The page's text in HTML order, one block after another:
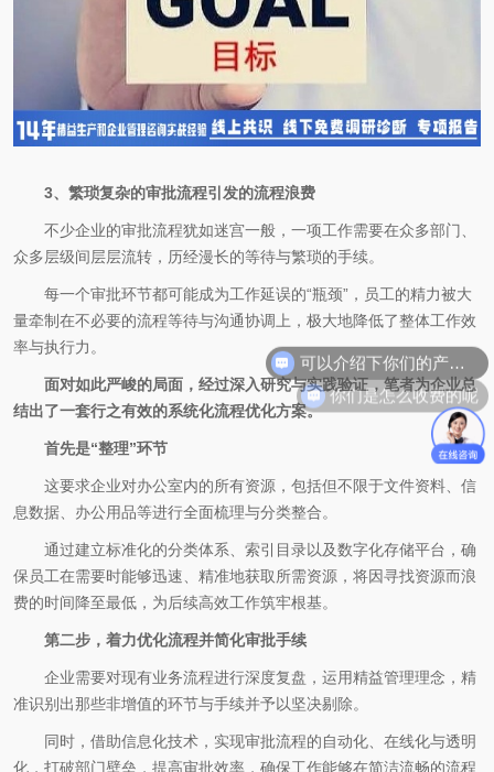
3、繁琐复杂的审批流程引发的流程浪费
不少企业的审批流程犹如迷宫一般，一项工作需要在众多部门、
众多层级间层层流转，历经漫长的等待与繁琐的手续。
每一个审批环节都可能成为工作延误的“瓶颈”，员工的精力被大
量牵制在不必要的流程等待与沟通协调上，极大地降低了整体工作效
率与执行力。
面对如此严峻的局面，经过深入研究与实践验证，笔者为企业总
结出了一套行之有效的系统化流程优化方案。
首先是“整理”环节
这要求企业对办公室内的所有资源，包括但不限于文件资料、信
息数据、办公用品等进行全面梳理与分类整合。
通过建立标准化的分类体系、索引目录以及数字化存储平台，确
保员工在需要时能够迅速、精准地获取所需资源，将因寻找资源而浪
费的时间降至最低，为后续高效工作筑牢根基。
第二步，着力优化流程并简化审批手续
企业需要对现有业务流程进行深度复盘，运用精益管理理念，精
准识别出那些非增值的环节与手续并予以坚决剔除。
同时，借助信息化技术，实现审批流程的自动化、在线化与透明
化，打破部门壁垒，提高审批效率，确保工作能够在简洁流畅的流程
可以介绍下你们的产品么
你们是怎么收费的呢